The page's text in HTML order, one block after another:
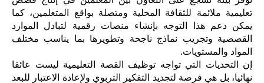
تعليمية ملائمة للثقافة المحلية ومتصلة بواقع المتعلمين، كما
يمكن دعم هذا التوجه بإنشاء منصات رقمية لتبادل الموارد
القصصية وتجريب نماذج ناجحة وتطويرها بما يناسب مختلف
المواد والمستويات.
إن التحديات التي تواجه توظيف القصة التعليمية ليست عائقا
نهائيا، بل هي فرصة لتجديد التفكير التربوي ولإعادة الاعتبار للبعد